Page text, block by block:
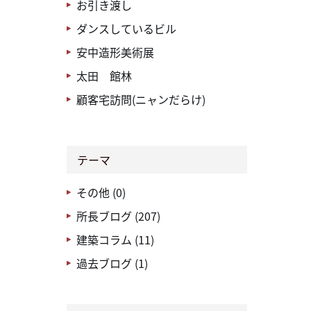
お引き渡し
ダンスしているビル
安中造形美術展
太田 館林
顧客宅訪問(ニャンだらけ)
テーマ
その他 (0)
所長ブログ (207)
建築コラム (11)
過去ブログ (1)